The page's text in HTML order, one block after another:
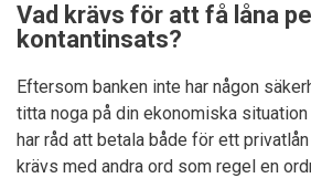
Vad krävs för att få låna
kontantinsats?
Eftersom banken inte har någon
titta noga på din ekonomiska
har råd att betala både för ett
krävs med andra ord som regel en